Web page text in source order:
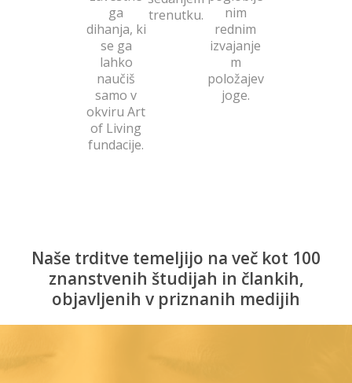
ga
dihanja, ki
se ga
lahko
naučiš
samo v
okviru Art
of Living
fundacije.
trenutku.
nim
rednim
izvajanje
m
položajev
joge.
Naše trditve temeljijo na več kot 100
znanstvenih študijah in člankih,
objavljenih v priznanih medijih